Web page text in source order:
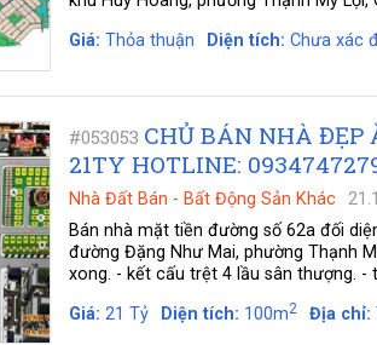
Giá: Thỏa thuận Diện tích: Chưa xác
#053053 CHỦ BÁN NHÀ ĐẸP
21TY HOTLINE:
Nhà Đất Bán - Bất Động Sản Khác
Bán nhà mặt tiền đường số 62a đối
đường Đặng Như Mai, phường Thạnh
xong. - kết cấu trệt 4 lầu sân thượng. -
Giá: 21 Tỷ Diện tích: 100m2 Địa chỉ: